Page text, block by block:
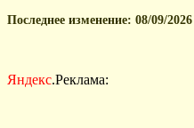
Последнее изменение: 08/09/
Яндекс.Реклама: